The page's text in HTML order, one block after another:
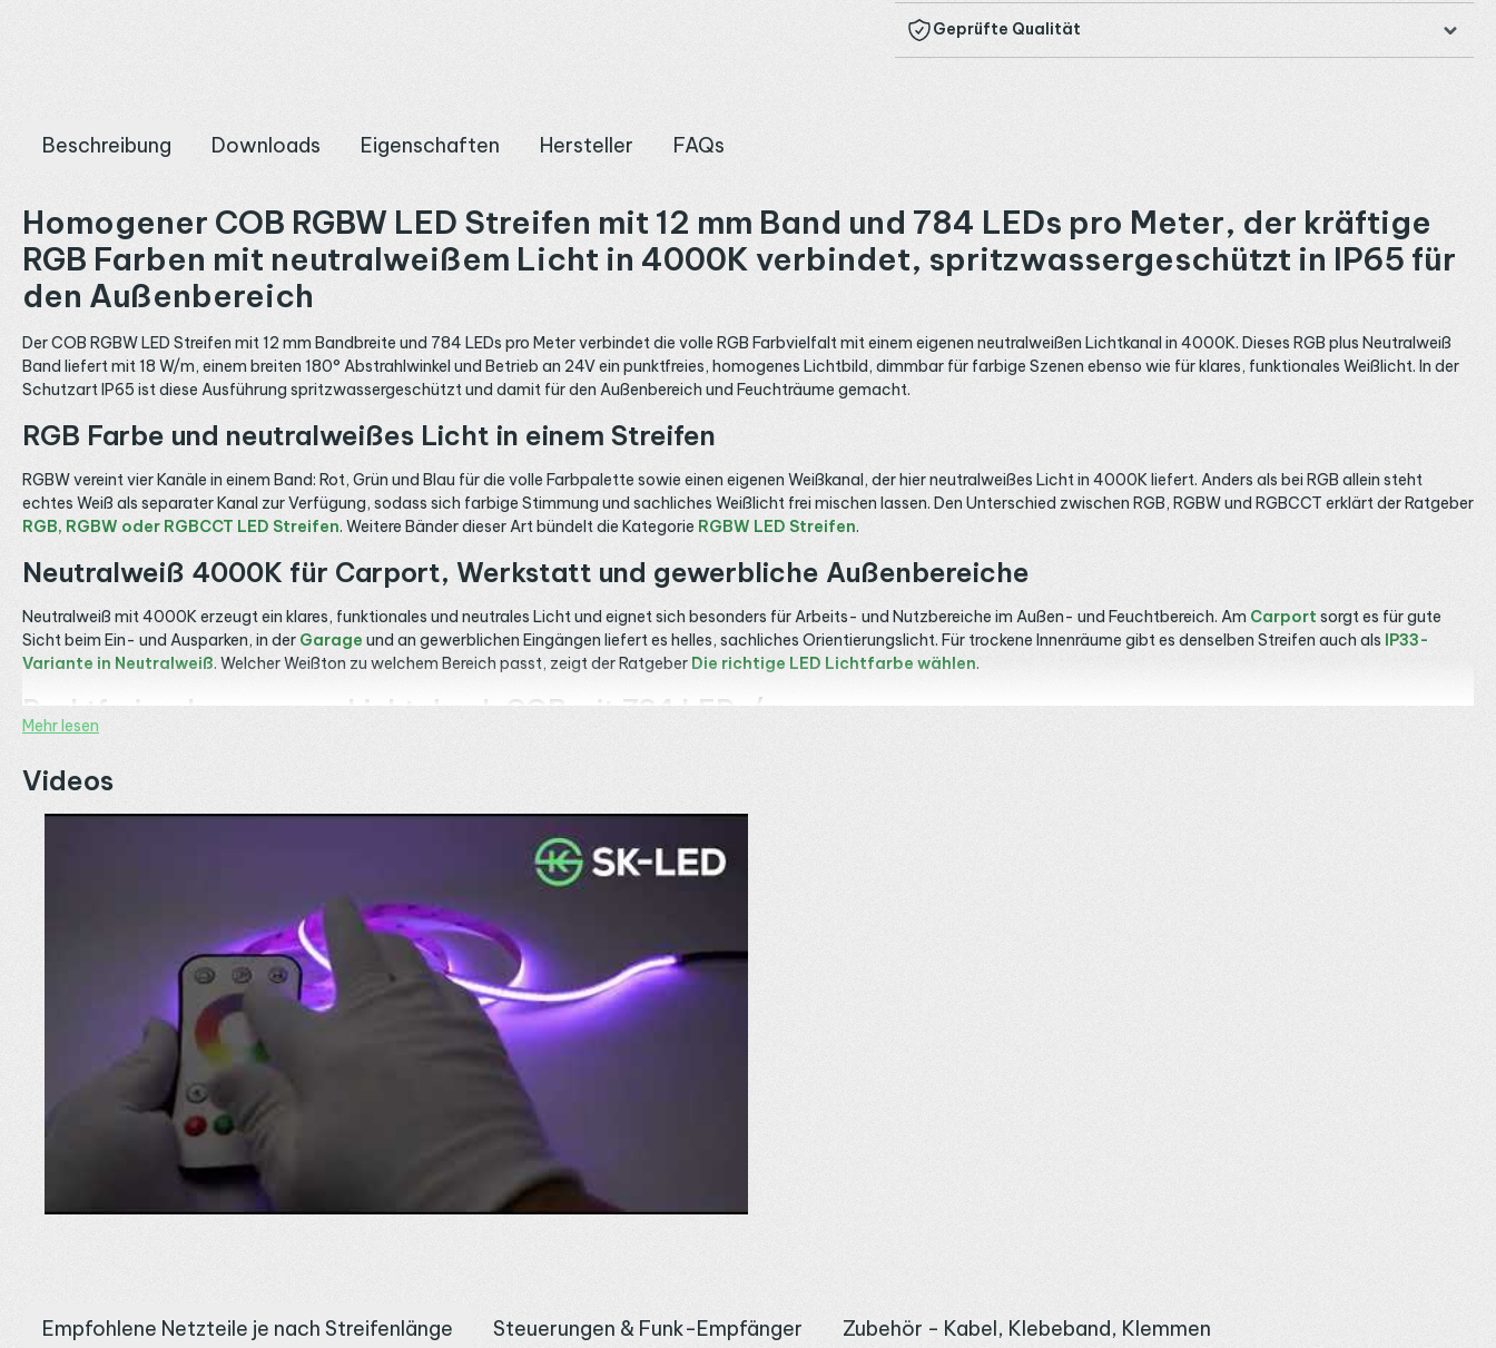
Geprüfte Qualität
Beschreibung Downloads Eigenschaften Hersteller FAQs
Homogener COB RGBW LED Streifen mit 12 mm Band und 784 LEDs pro Meter, der kräftige
RGB Farben mit neutralweißem Licht in 4000K verbindet, spritzwassergeschützt in IP65 für
den Außenbereich
Der COB RGBW LED Streifen mit 12 mm Bandbreite und 784 LEDs pro Meter verbindet die volle RGB Farbvielfalt mit einem eigenen neutralweißen Lichtkanal in 4000K. Dieses RGB plus Neutralweiß
Band liefert mit 18 W/m, einem breiten 180° Abstrahlwinkel und Betrieb an 24V ein punktfreies, homogenes Lichtbild, dimmbar für farbige Szenen ebenso wie für klares, funktionales Weißlicht. In der
Schutzart IP65 ist diese Ausführung spritzwassergeschützt und damit für den Außenbereich und Feuchträume gemacht.
RGB Farbe und neutralweißes Licht in einem Streifen
RGBW vereint vier Kanäle in einem Band: Rot, Grün und Blau für die volle Farbpalette sowie einen eigenen Weißkanal, der hier neutralweißes Licht in 4000K liefert. Anders als bei RGB allein steht
echtes Weiß als separater Kanal zur Verfügung, sodass sich farbige Stimmung und sachliches Weißlicht frei mischen lassen. Den Unterschied zwischen RGB, RGBW und RGBCCT erklärt der Ratgeber
RGB, RGBW oder RGBCCT LED Streifen. Weitere Bänder dieser Art bündelt die Kategorie RGBW LED Streifen.
Neutralweiß 4000K für Carport, Werkstatt und gewerbliche Außenbereiche
Neutralweiß mit 4000K erzeugt ein klares, funktionales und neutrales Licht und eignet sich besonders für Arbeits- und Nutzbereiche im Außen- und Feuchtbereich. Am Carport sorgt es für gute
Sicht beim Ein- und Ausparken, in der Garage und an gewerblichen Eingängen liefert es helles, sachliches Orientierungslicht. Für trockene Innenräume gibt es denselben Streifen auch als IP33-
Variante in Neutralweiß. Welcher Weißton zu welchem Bereich passt, zeigt der Ratgeber Die richtige LED Lichtfarbe wählen.
Punktfreies, homogenes Licht durch COB mit 784 LEDs/m
Meter wirkt das Licht auch aus kurzer Distanz und auf reflektierenden Flächen homogen, der CRI über 90 sorgt für eine natürliche Farbwiedergabe im Weißlicht. Worin sich COB und SMD
Spritzwassergeschützt in IP65 für Außen und Feuchträume
Die IP65 Ausführung ist rundum vergossen und gegen Spritzwasser geschützt, damit eignet sie sich für den überdachten Außenbereich und für Feuchträume. An der
Streifen Hauskanten mit Farbe und klarem Weiß, imBadliefert er sachliches Licht in spritzwassernaher Umgebung. Wer im Außenbereich lieber eine gemütliche Lichtstimmung möchte, findet
denselben Streifen auch alsWarmweiß-Variante in IP65. Dauerhaftes Untertauchen ist mit IP65 nicht abgedeckt.
18 W/m und 180° Abstrahlwinkel für gleichmäßige Ausleuchtung
Mit 18 W pro Meter und einem breiten 180° Abstrahlwinkel verteilt der Streifen sein Licht gleichmäßig ohne harte Schatten, geeignet für Akzente ebenso wie für durchgehende Lichtlinien am
Hauseingangoder im Garten . Über den echten Weißkanal eignet sich der Streifen auch zur allgemeinen Beleuchtung und trägt die Energieeffizienzklasse G.
Steuerung über einen 4-Kanal RGBW Controller
Der Streifen wird mit 24V DC betrieben und benötigt einen RGBW-fähigen Controller mit vier Kanälen, drei für die Farbe und einen für den Weißkanal, angeschlossen über das 5-polige
Anschlusssystem. Über PWM lässt er sich dimmen und in Farbe sowie Weißanteil steuern, kompatibel mit
sollte in der Regel alle 7 bis 8 Meter neu eingespeist werden, damit Farbe und Helligkeit über die gesamte Länge gleichmäßig bleiben, mehr dazu im Ratgeber
Überblick über alle Controller gibt die KategorieLED Steuerung.
einemLED Aluprofilwichtig, da sie die Wärme ableitet und die Lebensdauer von bis zu 50.000 Stunden unterstützt. Für Verbindungen und Verlängerungen eignen sich die passenden 5-poligen
Mehr lesen
Videos
Empfohlene Netzteile je nach Streifenlänge Steuerungen & Funk-Empfänger Zubehör - Kabel, Klebeband, Klemmen